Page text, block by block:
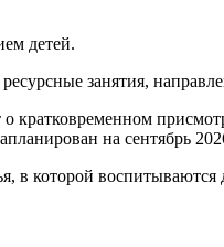
детей.
занятия,
кратковременном
на сентябрь
которой воспитываются